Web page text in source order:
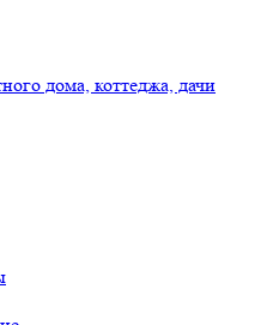
дома, коттеджа, дачи